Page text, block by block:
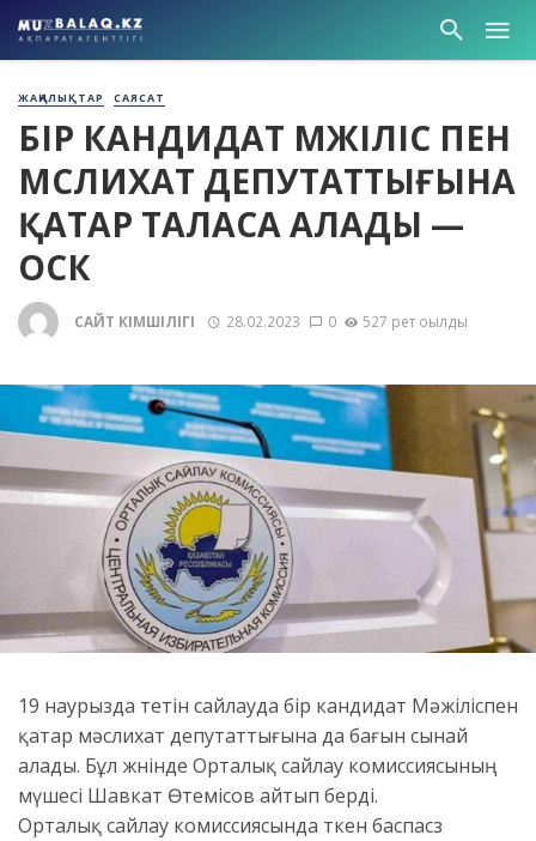
ЖАҢАЛЫҚТАР САЯСАТ
БІР КАНДИДАТ МӘЖІЛІС ПЕН
МӘСЛИХАТ ДЕПУТАТТЫҒЫНА
ҚАТАР ТАЛАСА АЛАДЫ —
ОСК
САЙТ ӘКІМШІЛІГІ 28.02.2023 0 527 рет оқылды
19 наурызда өтетін сайлауда бір кандидат Мәжіліспен
қатар мәслихат депутаттығына да бағын сынай
алады. Бұл жөнінде Орталық сайлау комиссиясының
мүшесі Шавкат Өтемісов айтып берді.
Орталық сайлау комиссиясында өткен баспасөз